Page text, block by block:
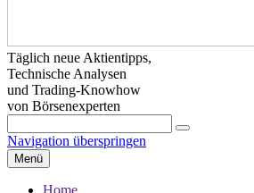
Täglich neue Aktientipps,
Technische Analysen
und Trading-Knowhow
von Börsenexperten
Navigation überspringen
Menü
Home